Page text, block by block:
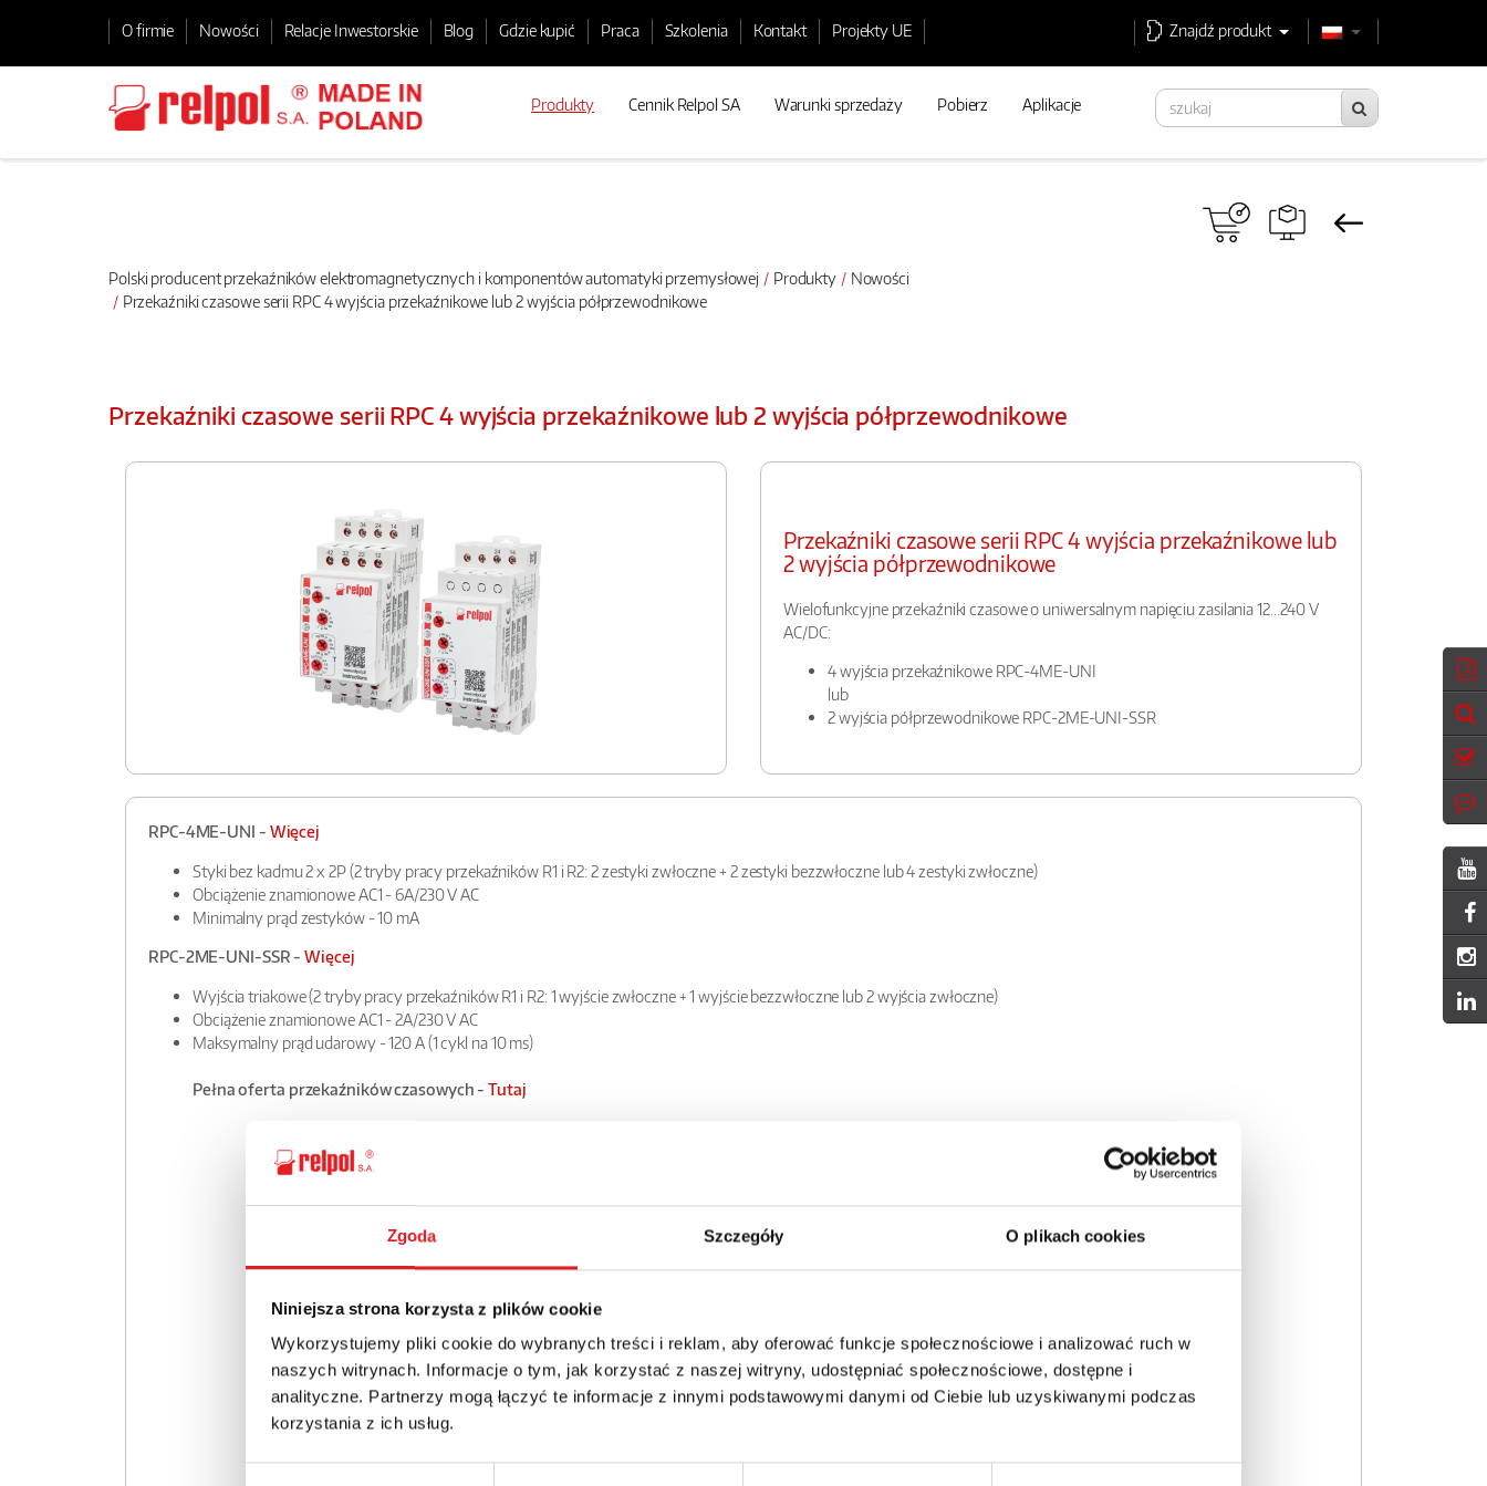
Zgoda Szczegóły O plikach cookies
Niniejsza strona korzysta z plików cookie
Wykorzystujemy pliki cookie do wybranych treści i reklam, aby oferować funkcje społecznościowe i analizować ruch w
naszych witrynach. Informacje o tym, jak korzystać z naszej witryny, udostępniać społecznościowe, dostępne i
analityczne. Partnerzy mogą łączyć te informacje z innymi podstawowymi danymi od Ciebie lub uzyskiwanymi podczas
korzystania z ich usług.
O firmie Nowości Relacje Inwestorskie Blog Gdzie kupić Praca Szkolenia Kontakt Projekty UE Znajdź produkt
Produkty Cennik Relpol SA Warunki sprzedaży Pobierz Aplikacje
Polski producent przekaźników elektromagnetycznych i komponentów automatyki przemysłowej Produkty
Nowości
Przekaźniki czasowe serii RPC 4 wyjścia przekaźnikowe lub 2 wyjścia półprzewodnikowe
Przekaźniki czasowe serii RPC 4 wyjścia przekaźnikowe lub 2 wyjścia półprzewodnikowe
Przekaźniki czasowe serii RPC 4 wyjścia przekaźnikowe lub
2 wyjścia półprzewodnikowe
Wielofunkcyjne przekaźniki czasowe o uniwersalnym napięciu zasilania 12...240 V
AC/DC:
4 wyjścia przekaźnikowe RPC-4ME-UNI
lub
2 wyjścia półprzewodnikowe RPC-2ME-UNI-SSR
RPC-4ME-UNI - Więcej
Styki bez kadmu 2 x 2P (2 tryby pracy przekaźników R1 i R2: 2 zestyki zwłoczne + 2 zestyki bezzwłoczne lub 4 zestyki zwłoczne)
Obciążenie znamionowe AC1 - 6A/230 V AC
Minimalny prąd zestyków - 10 mA
RPC-2ME-UNI-SSR -Więcej
Wyjścia triakowe (2 tryby pracy przekaźników R1 i R2: 1 wyjście zwłoczne + 1 wyjście bezzwłoczne lub 2 wyjścia zwłoczne)
Obciążenie znamionowe AC1 - 2A/230 V AC
Maksymalny prąd udarowy - 120 A (1 cykl na 10 ms)
Pełna oferta przekaźników czasowych -Tutaj